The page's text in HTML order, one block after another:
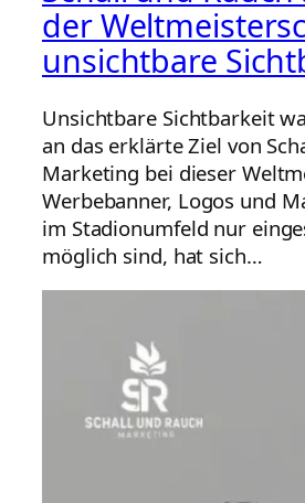
der
unsichtbare
Unsichtbare Sichtbarkeit
an das erklärte Ziel von
Marketing bei dieser
Werbebanner, Logos und
im Stadionumfeld nur
möglich sind, hat sich…